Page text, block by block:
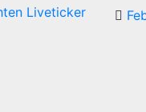
Liveticker